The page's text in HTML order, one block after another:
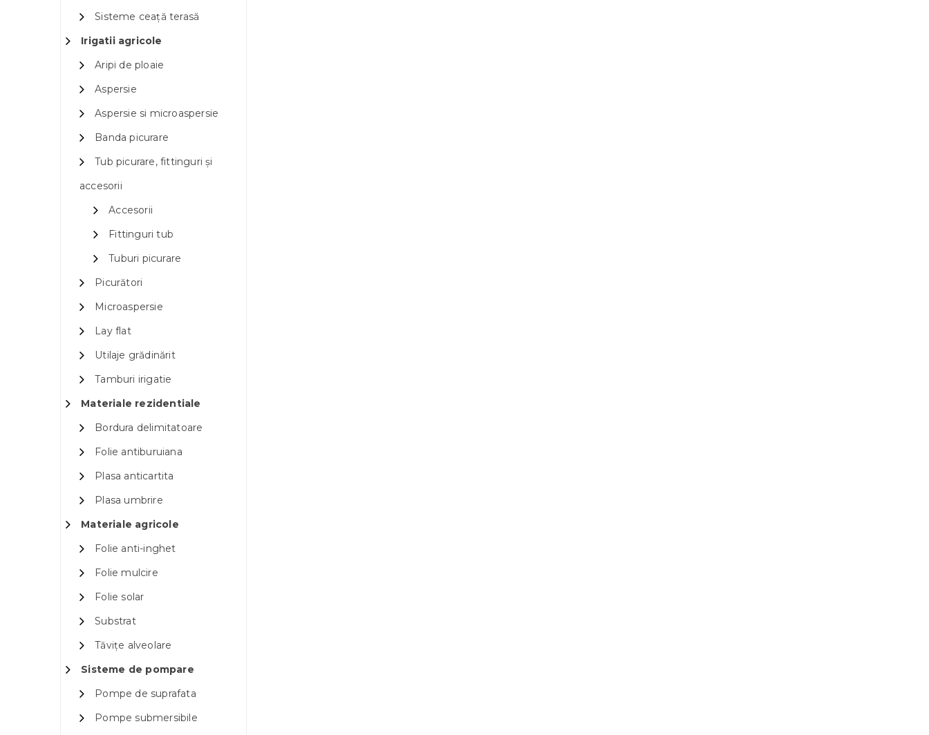
Sisteme ceață terasă
Irigatii agricole
Aripi de ploaie
Aspersie
Aspersie si microaspersie
Banda picurare
Tub picurare, fittinguri și
accesorii
Accesorii
Fittinguri tub
Tuburi picurare
Picurători
Microaspersie
Lay flat
Utilaje grădinărit
Tamburi irigatie
Materiale rezidentiale
Bordura delimitatoare
Folie antiburuiana
Plasa anticartita
Plasa umbrire
Materiale agricole
Folie anti-inghet
Folie mulcire
Folie solar
Substrat
Tăvițe alveolare
Sisteme de pompare
Pompe de suprafata
Pompe submersibile